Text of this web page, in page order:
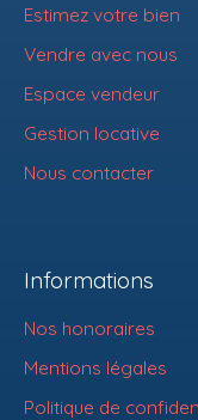
Estimez votre bien
Vendre avec nous
Espace vendeur
Gestion locative
Nous contacter
Informations
Nos honoraires
Mentions légales
Politique de